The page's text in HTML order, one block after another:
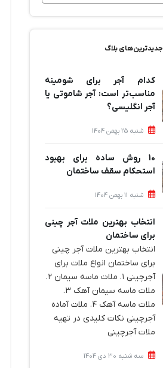
جدیدترین‌های بلاگ
کدام آجر برای شومینه
مناسب‌تر است: آجر شاموتی یا
آجر انگلیسی؟
شنبه 25 بهمن 1404
10 روش ساده برای بهبود
استحکام سقف ساختمان
شنبه 11 بهمن 1404
انتخاب بهترین ملات آجر چینی
برای ساختمان‌
انتخاب بهترین ملات آجر چینی
برای ساختمان‌ انواع ملات برای
آجرچینی ۱. ملات ماسه سیمان ۲.
ملات ماسه سیمان آهک ۳.
ملات ماسه آهک ۴. ملات آماده
آجرچینی نکات کلیدی در تهیه
ملات آجرچینی
سه شنبه 30 دی 1404